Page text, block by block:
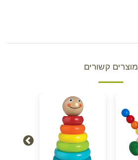
מוצרים קשורים